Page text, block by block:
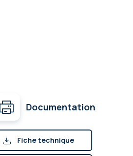
Documentation
Fiche technique